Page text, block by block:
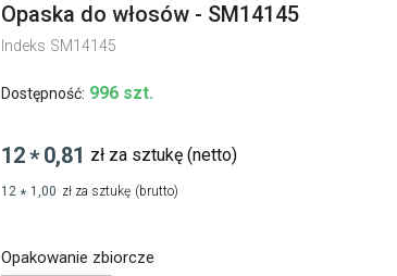
Opaska do włosów - SM14145
Indeks SM14145
Dostępność: 996 szt.
12* 0,81 zł za sztukę (netto)
12 * 1,00 zł za sztukę (brutto)
Opakowanie zbiorcze